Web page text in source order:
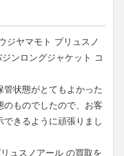
ジヤマモト プリュスノ
ンロングジャケット コ
管状態がとてもよかった
のものでしたので、お客
きるように頑張りまし
ュスノアール の買取を